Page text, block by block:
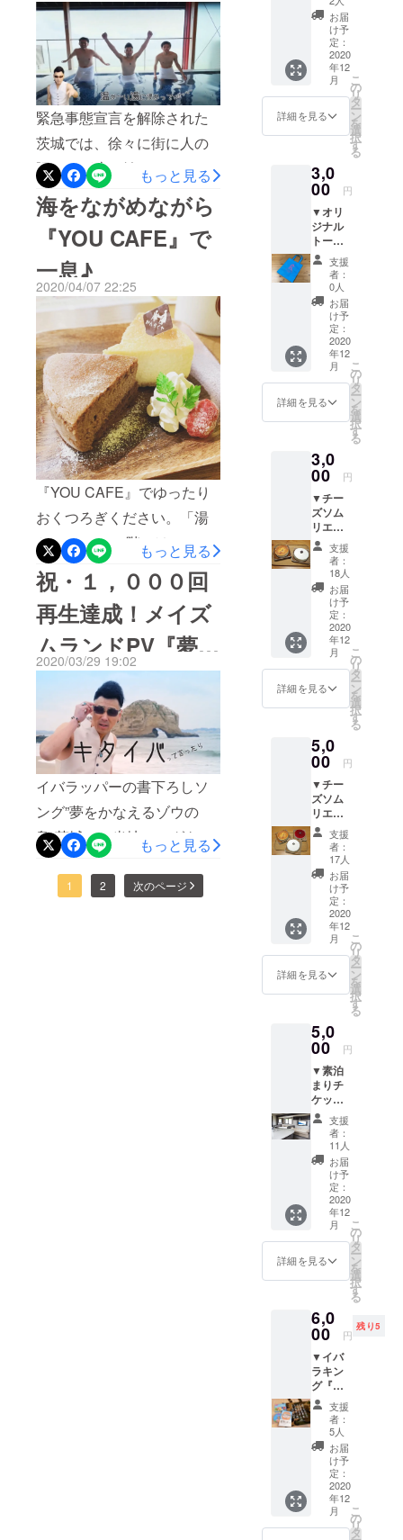
かっぺ”は、窓を開けると半
露天風呂に早変わり（密閉
空間を回避）。三蜜疲れを
癒してください♪※パスポー
トをお届けした日から、一
年間毎日ご利用いただけま
す。ただし、止むを得ない
理由により施設をお休みさ
せて頂く場合がありま
す。 ★YouTubeチャンネ
ル：茨城王（イバラキン
グ）★作曲・作詞・歌：イ
バラッパー★映像制作：ラ
ボワット・スタジオ★出
演：チーム メイズムランド
★企画：FAAVO/CAMPFIRE
つくば
詞・作曲・歌：イバラッ
パー波がさらった小さい島
神様がくれた夢の島生まれ
変わった 二ツ島夢かなえ
るぞ ゾウの島のんびりワ
クワクできる北茨（キタイ
バ） つのる期待感 行き
たいな海が近いべよ 露天
風呂 さぁ入っぺよ あっ
たまろう～湯かっぺ つ
かっぺ いがっぺ湯かっ
ぺ つかっぺ いがっぺ
（繰り返し） ★YouTube
チャンネル：茨城王（イバ
ラキング）★作曲・作詞・
歌：イバラッパー★映像制
作：ラボワット・スタジオ
★出演：チーム メイズムラ
ンド★企画：
FAAVO/CAMPFIREつくば
緊急事態宣言を解除された
茨城では、徐々に街に人の
賑わいが戻り始めていま
す。まだまだ油断は許され
ませんが、ステイホームで
溜まった疲れを癒しに北茨
城に来ませんか♪ ▼三密を
避けたトレーラーハウスで
宿泊・貸切入浴チケット（4
人分の宿泊相当額で最大６
人まで宿泊できます！）楽
天トラベルでも好評をいた
だいているＮｏ三密（新型
コロナウイルス対策）プラ
ンです。可能な限り他の人
に触れずに、チェックイン
からチェックアウトまで安
心してご利用いただけるよ
う細心の注意を払ったおも
てなしをさせていただきま
す。プロジェクトにご支援
いただいた方には、特別に
チーズケーキのお土産をプ
レゼントさせていただきま
すので、多くのみなさんの
ご支援をお待ちしていま
す！※貸切での入浴ができま
す。※食事はよっこらしょっ
のオリジナル弁当をお部屋
にお届けします。（朝・
昼・夜可。別途料金600円
～）※土日の宿泊も可です
もっと見る
海をながめながら
『YOU CAFE』で
一息♪
2020/04/07 22:25
『YOU CAFE』でゆったり
おくつろぎください。「湯
かっぺ」 の一階には４４畳
と大広間の寝っ転がれる休
憩スペースと、約１０,００
０冊の漫画本が読み放題の
贅沢なお休み処がありま
す。そして、よっこら
しょっの“からし焼き”・かん
らくヤの“チーズケーキ”など
が楽しめる 『YOU CAFE』
では、太平洋を一望できる
スペースでゆっくりとした
時間を味わうことができま
す。 畳の上で横になるも良
し。隣のよっこらしょっか
らはアツアツのケータリン
もっと見る
祝・１，０００回
再生達成！メイズ
ムランドPV『夢
をかなえるゾウの
島』
2020/03/29 19:02
イバラッパーの書下ろしソ
ング”夢をかなえるゾウの
島”茨城のご当地ソングをご
自身のラップに乗せて歌う
ご当地アーティスト”イバ
もっと見る
1 2 次のページ
の他、チー
店、デイ
サービス、
温浴施設、
トレーラー
ハウスの宿
いては、地
域の方々を
中心に人が
集い、楽し
める癒しの
場を提供し
たいと考え
ています。
●韓国のおば
あちゃんの
家庭料理を
提供す
●リハビリ特
化型デイ
サービス “カ
ラダラボ日
立日高店”
●チーズケー
キ製造会
社“かんらく
●韓国バ
ル”KANRAK
UYA”
紙 メイ
ズムラ
ンドを
陰で支
える女
将から
の真心
込めた
手紙と
とも
イズム
ランド
のオリ
ジナル
マグ
カップ
（直径
約８
cm）を
お送り
させて
頂きま
す。
お届
け予
定：
2020
年12
月
詳細を見る
こ
の
リ
タ
ー
ン
を
選
択
す
る
3,0
00 円
▼オリ
ジナル
トート
バック
▼お礼
のお手
紙 メイ
ズムラ
ンドを
陰で支
える女
将から
の真心
込めた
手紙と
とも
イズム
ランド
のオリ
ジナル
トート
バック
（幅３
０cmx
高さ３
５cm×
まち１
４cm）
をお送
りさせ
て頂き
ます。
支援
者：
0人
お届
け予
定：
2020
年12
月
詳細を見る
こ
の
リ
タ
ー
ン
を
選
択
す
る
3,0
00 円
▼チー
ズソム
リエが
作る
チーズ
ケーキ
（2種）
●ベイ
クド
チーズ
ケーキ
●ゴル
ゴン
ゾーラ
チーズ
ケーキ
のお手
紙 真心
を込め
たお礼
の手紙
ととも
に、
チーズ
ケーキ
専門店
かんら
くヤで
丹精込
めてつ
くる
チーズ
ケーキ
チーズ
ケー
キ・ゴ
ルゴン
ゾーラ
チーズ
ケー
キ）
（直径
約１２
cm）を
お届け
いたし
ます。
支援
者：
18人
お届
け予
定：
2020
年12
月
詳細を見る
こ
の
リ
タ
ー
ン
を
選
択
す
る
5,0
00 円
▼チー
ズソム
リエが
作る
チーズ
ケーキ
（3種）
●レア
チーズ
ケーキ
●ベイ
クド
チーズ
ケーキ
●ゴル
ゴン
チーズ
ケーキ
▼お礼
のお手
紙 真心
を込め
たお礼
の手紙
ととも
に、
チーズ
ケーキ
専門店
かんら
くヤで
丹精込
めてつ
３種
（レア
チーズ
ケー
キ・ベ
イクド
チーズ
ケー
キ・ゴ
ルゴン
ゾーラ
チーズ
ケー
キ）
（直径
約１２
支援
者：
17人
お届
け予
定：
2020
年12
月
詳細を見る
こ
の
リ
タ
ー
ン
を
選
択
す
る
5,0
00 円
▼素泊
まりチ
ケット
●露天
風呂
●宿泊
▼お礼
のお手
を込め
たお礼
の手紙
ととも
に、ト
レー
ラーホ
ブソン
グでの
素泊ま
り宿泊
券＋湯
かっぺ
入湯券
のお届
け。 ※
予約が
必要で
す。 ※
利用日
時はメ
イズム
ランド
支援
者：
11人
お届
け予
定：
2020
年12
月
詳細を見る
こ
の
リ
タ
ー
ン
を
選
択
す
る
6,0
00 円
残り5
▼イバ
ラキン
グ『迷
彩トー
ト
（大）
』＋
『茨城
弁ご
じゃっ
ぺかる
た（CD
付
支援
者：
5人
お届
け予
定：
2020
年12
月
こ
の
リ
タ